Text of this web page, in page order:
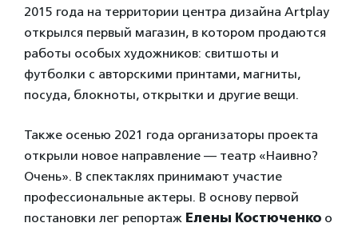
2015 года на территории центра дизайна Artplay
открылся первый магазин, в котором продаются
работы особых художников: свитшоты и
футболки с авторскими принтами, магниты,
посуда, блокноты, открытки и другие вещи.
Также осенью 2021 года организаторы проекта
открыли новое направление — театр «Наивно?
Очень». В спектаклях принимают участие
профессиональные актеры. В основу первой
постановки лег репортаж Елены Костюченко о